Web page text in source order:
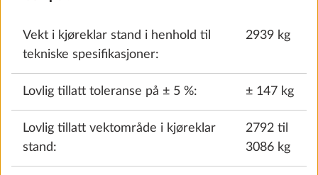
Sykkelstativ foran, THULE til 2 sykler,
max belastning 60 kg
Mer
10.0 kg
Vekt i kjøreklar stand i henhold til
tekniske spesifikasjoner:
2939 kg
Lovlig tillatt toleranse på ± 5 %: ± 147 kg
Lovlig tillatt vektområde i kjøreklar
stand:
2792 til
3086 kg